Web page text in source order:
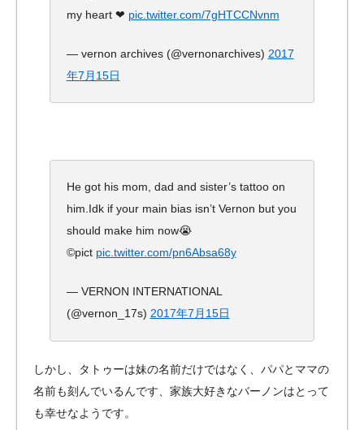
my heart ❤ pic.twitter.com/7gHTCCNvnm
— vernon archives (@vernonarchives) 2017
年7月15日
He got his mom, dad and sister’s tattoo on
him.Idk if your main bias isn’t Vernon but you
should make him now😭
©pict pic.twitter.com/pn6Absa68y
— VERNON INTERNATIONAL
(@vernon_17s) 2017年7月15日
しかし、タトゥーは妹の名前だけではなく、パパとママの
名前も刻んでいるんです、家族大好きなバーノンはとって
も幸せなようです。